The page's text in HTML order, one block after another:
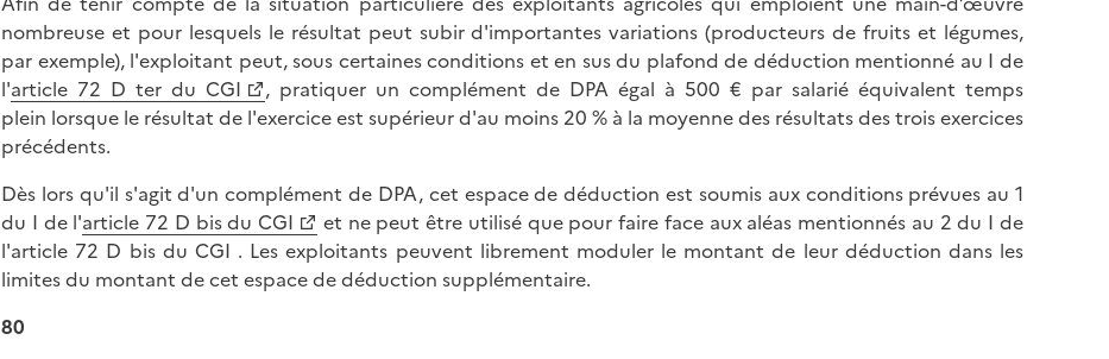
nombreuse et pour lesquels le résultat peut subir d'importantes variations (producteurs de fruits et légumes,
par exemple), l'exploitant peut, sous certaines conditions et en sus du plafond de déduction mentionné au I de
l'article 72 D ter du CGI
, pratiquer un complément de DPA égal à 500 € par salarié équivalent temps
plein lorsque le résultat de l'exercice est supérieur d'au moins 20 % à la moyenne des résultats des trois exercices
précédents.
Dès lors qu'il s'agit d'un complément de DPA, cet espace de déduction est soumis aux conditions prévues au 1
du I de l'article 72 D bis du CGI
et ne peut être utilisé que pour faire face aux aléas mentionnés au 2 du I de
l'article 72 D bis du CGI . Les exploitants peuvent librement moduler le montant de leur déduction dans les
limites du montant de cet espace de déduction supplémentaire.
80